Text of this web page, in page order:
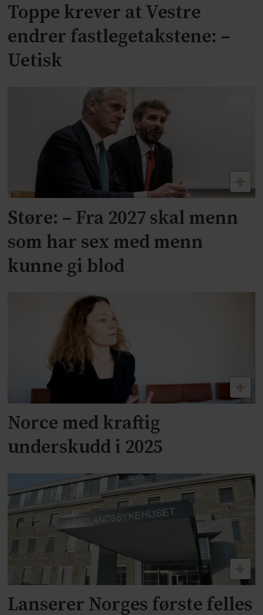
Toppe krever at Vestre
endrer fastlegetakstene: –
Uetisk
Støre: – Fra 2027 skal menn
som har sex med menn
kunne gi blod
Norce med kraftig
underskudd i 2025
Lanserer Norges første felles